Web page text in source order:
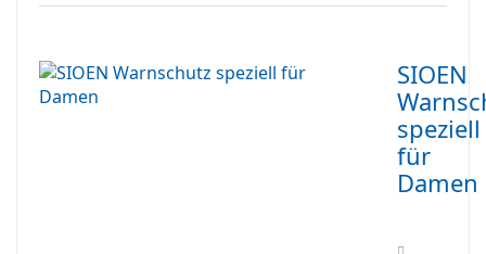
SIOEN
speziell
für
Damen